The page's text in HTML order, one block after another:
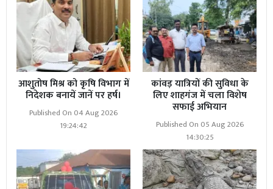
आशुतोष मिश्र को कृषि विभाग में
निदेशक बनायें जानें पर हर्ष।
Published On 04 Aug 2026
19:24:42
कांवड़ यात्रियों की सुविधा के
लिए शाहगंज में चला विशेष
सफाई अभियान
Published On 05 Aug 2026
14:30:25